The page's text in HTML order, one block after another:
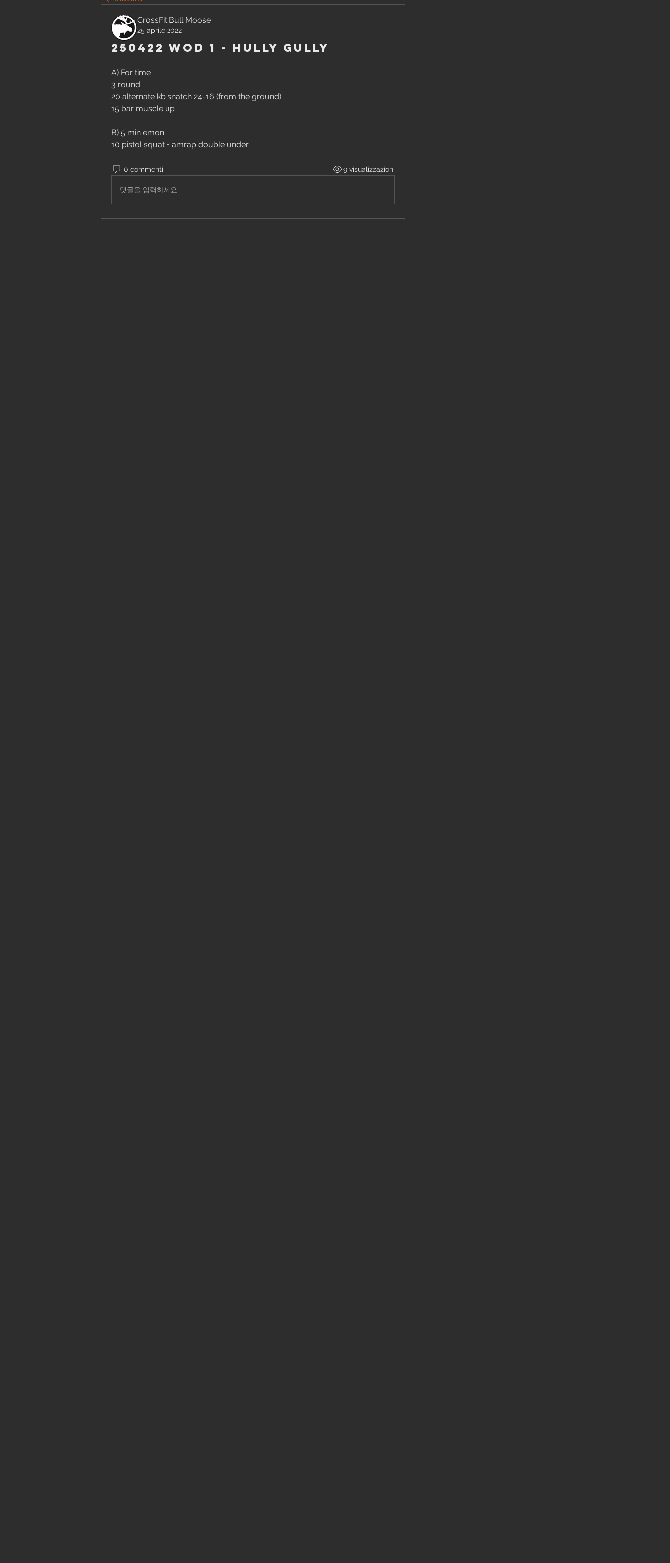
CrossFit Bull Moose
25 aprile 2022
250422 WOD 1 - Hully Gully
A) For time
3 round
20 alternate kb snatch 24-16 (from the ground)
15 bar muscle up
B) 5 min emon
10 pistol squat + amrap double under
0 commenti 9 visualizzazioni
댓글을 입력하세요.